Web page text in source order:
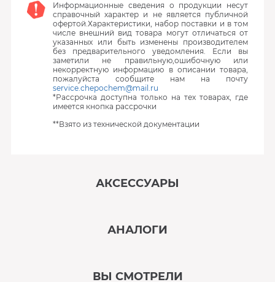
Информационные сведения о продукции несут
справочный характер и не является публичной
офертой.Характеристики, набор поставки и в том
числе внешний вид товара могут отличаться от
указанных или быть изменены производителем
без предварительного уведомления. Если вы
заметили не правильную,ошибочную или
некорректную информацию в описании товара,
пожалуйста сообщите нам на почту
service.chepochem@mail.ru
*Рассрочка доступна только на тех товарах, где
имеется кнопка рассрочки
**Взято из технической документации
АКСЕССУАРЫ
АНАЛОГИ
ВЫ СМОТРЕЛИ